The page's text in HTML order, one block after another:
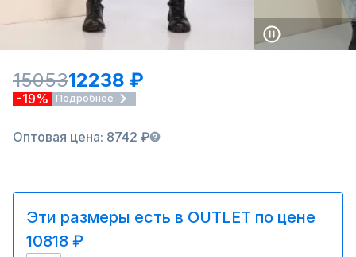
1505312238 ₽
-19% Подробнее
Оптовая цена: 8742 ₽
Эти размеры есть в OUTLET по цене
10818 ₽